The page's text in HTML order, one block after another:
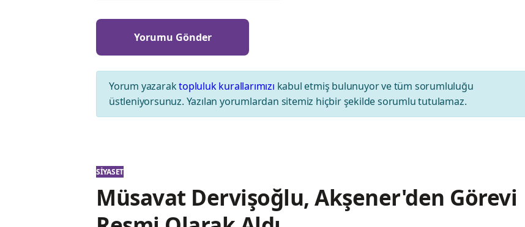
Yorum yazaraktopluluk kurallarımızı kabul etmiş bulunuyor ve tüm sorumluluğu
üstleniyorsunuz. Yazılan yorumlardan sitemiz hiçbir şekilde sorumlu tutulamaz.
SIYASET
Müsavat Dervişoğlu, Akşener'den Görevi